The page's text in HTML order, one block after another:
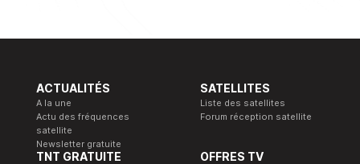
ACTUALITÉS
A la une
Actu des fréquences
satellite
Newsletter gratuite
SATELLITES
Liste des satellites
Forum réception satellite
TNT GRATUITE OFFRES TV